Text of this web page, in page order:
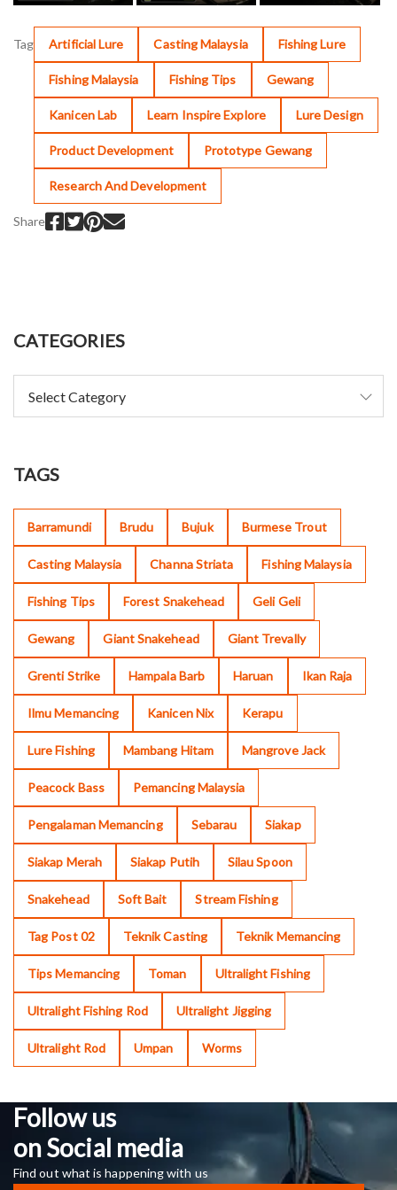
Tag Artificial Lure Casting Malaysia Fishing Lure
Fishing Malaysia Fishing Tips Gewang
Kanicen Lab Learn Inspire Explore Lure Design
Product Development Prototype Gewang
Research And Development
Share
CATEGORIES
TAGS
Barramundi Brudu Bujuk Burmese Trout
Casting Malaysia Channa Striata Fishing Malaysia
Fishing Tips Forest Snakehead Geli Geli
Gewang Giant Snakehead Giant Trevally
Grenti Strike Hampala Barb Haruan Ikan Raja
Ilmu Memancing Kanicen Nix Kerapu
Lure Fishing Mambang Hitam Mangrove Jack
Peacock Bass Pemancing Malaysia
Pengalaman Memancing Sebarau Siakap
Siakap Merah Siakap Putih Silau Spoon
Snakehead Soft Bait Stream Fishing
Tag Post 02 Teknik Casting Teknik Memancing
Tips Memancing Toman Ultralight Fishing
Ultralight Fishing Rod Ultralight Jigging
Ultralight Rod Umpan Worms
Follow us
on Social media
Find out what is happening with us